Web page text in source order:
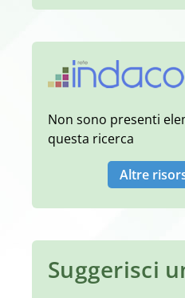
Non sono presenti
questa ricerca
Altre
Suggerisci